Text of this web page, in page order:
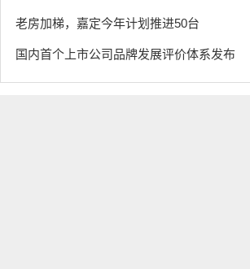
老房加梯，嘉定今年计划推进50台
国内首个上市公司品牌发展评价体系发布